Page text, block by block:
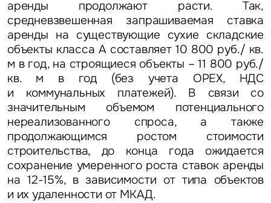
аренды продолжают расти. Так,
средневзвешенная запрашиваемая ставка
аренды на существующие сухие складские
объекты класса А составляет 10 800 руб./ кв.
м в год, на строящиеся объекты – 11 800 руб./
кв. м в год (без учета ОРЕХ, НДС
и коммунальных платежей). В связи со
значительным объемом потенциального
нереализованного спроса, а также
продолжающимся ростом стоимости
строительства, до конца года ожидается
сохранение умеренного роста ставок аренды
на 12-15%, в зависимости от типа объектов
и их удаленности от МКАД.
Это обязательное поле
Отправить
Нажимая на кнопку «Отправить», вы даете свое согласие
на обработку и использование ваших персональных данных
персональных данных